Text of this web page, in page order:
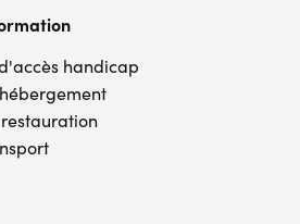
handicap